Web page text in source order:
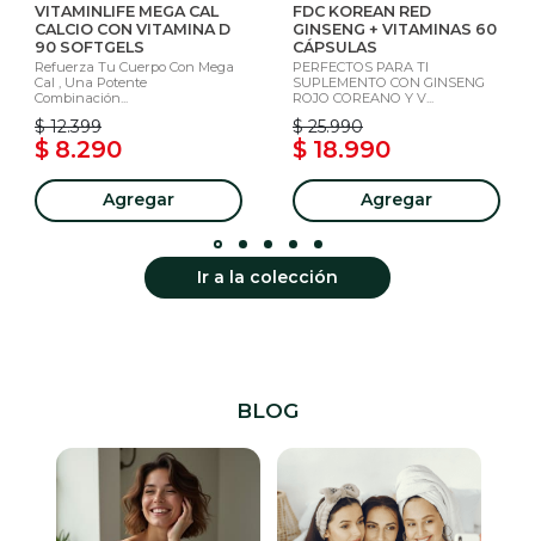
VITAMINLIFE MEGA CAL
CALCIO CON VITAMINA D
90 SOFTGELS
Refuerza Tu Cuerpo Con Mega
Cal , Una Potente
Combinación...
$ 12.399
$ 8.290
Agregar
FDC KOREAN RED
GINSENG + VITAMINAS 60
CÁPSULAS
PERFECTOS PARA TI
SUPLEMENTO CON GINSENG
ROJO COREANO Y V...
$ 25.990
$ 18.990
Agregar
Ir a la colección
BLOG